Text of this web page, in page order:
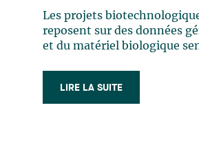
de l’ADN et des
humains
Les projets
reposent sur des données
et du matériel biologique
recherche et des
manipulent aujourd’hui des
LIRE LA SUITE